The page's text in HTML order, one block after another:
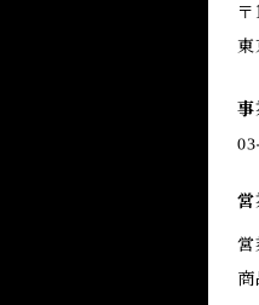
東
事
営